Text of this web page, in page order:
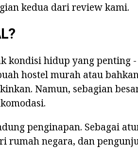
kedua dari review kami.
kondisi hidup yang penting
hostel murah atau
Namun, sebagian
penginapan. Sebagai
rumah negara, dan